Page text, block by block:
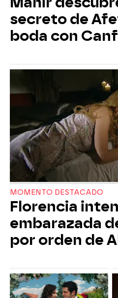
secreto de
boda con
MOMENTO DESTACADO
Florencia
embarazada
por orden de